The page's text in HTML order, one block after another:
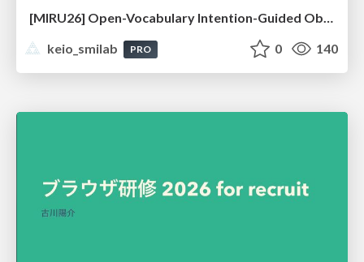
[MIRU26] Open-Vocabulary Intention-Guided Object Detection in Diverse Scenes
keio_smilab
PRO 0 140